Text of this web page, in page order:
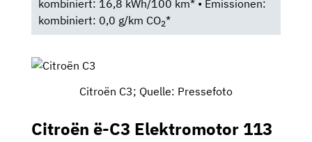
kombiniert: 16,8 kWh/100 km* • Emissionen:
kombiniert: 0,0 g/km CO2*
Citroën C3; Quelle: Pressefoto
Citroën ë-C3 Elektromotor 113